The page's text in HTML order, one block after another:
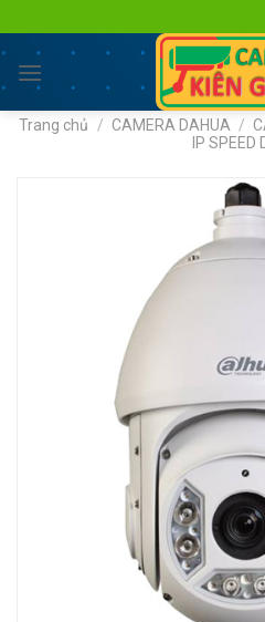
to
content
Trang chủ / CAMERA DAHUA /
IP SPEED